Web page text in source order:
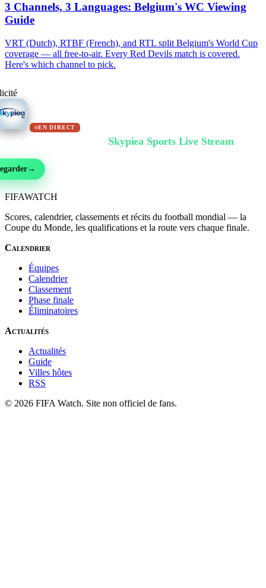
3 Channels, 3 Languages: Belgium's WC Viewing
Guide
VRT (Dutch), RTBF (French), and RTL split Belgium's World Cup
coverage — all free-to-air. Every Red Devils match is covered.
Here's which channel to pick.
EN DIRECT
Skypiea Sports Live Stream
→
FIFAWATCH
Scores, calendrier, classements et récits du football mondial — la
Coupe du Monde, les qualifications et la route vers chaque finale.
Calendrier
Équipes
Calendrier
Classement
Phase finale
Éliminatoires
Actualités
Actualités
Guide
Villes hôtes
RSS
© 2026 FIFA Watch. Site non officiel de fans.